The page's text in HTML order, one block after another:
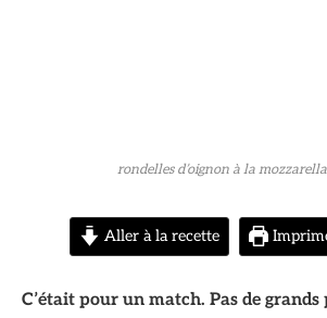
rondelles d’oignon à la mozzarella
Aller à la recette
C’était pour un match. Pas de